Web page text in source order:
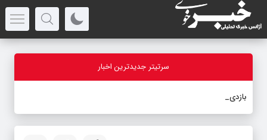
سرتیتر جدیدترین اخبار
بازدید استاند